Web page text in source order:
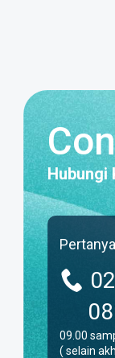
Hubungi
09.00
( selain